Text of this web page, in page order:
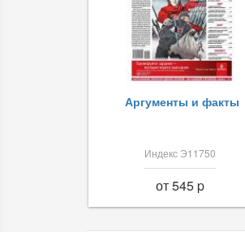
Аргументы и факты
Индекс Э11750
от 545 p